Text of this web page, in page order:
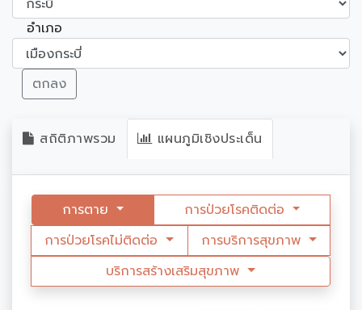
อำเภอ
ตกลง
สถิติภาพรวม แผนภูมิเชิงประเด็น
การตาย
การป่วยโรคติดต่อ
การป่วยโรคไม่ติดต่อ
การบริการสุขภาพ
บริการสร้างเสริมสุขภาพ